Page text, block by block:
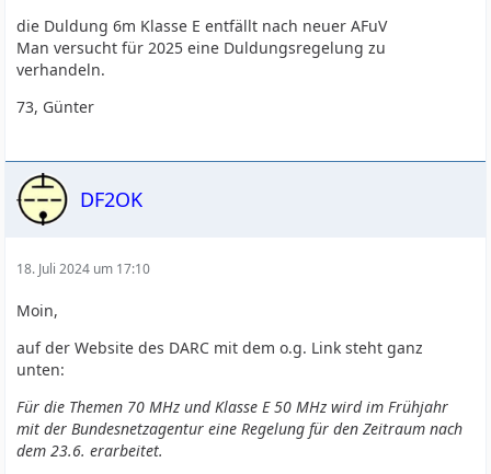
die Duldung 6m Klasse E entfällt nach neuer AFuV
Man versucht für 2025 eine Duldungsregelung zu
verhandeln.
73, Günter
DF2OK
18. Juli 2024 um 17:10
Moin,
auf der Website des DARC mit dem o.g. Link steht ganz
unten:
Für die Themen 70 MHz und Klasse E 50 MHz wird im Frühjahr
mit der Bundesnetzagentur eine Regelung für den Zeitraum nach
dem 23.6. erarbeitet.